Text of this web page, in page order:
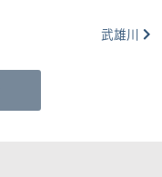
武雄川